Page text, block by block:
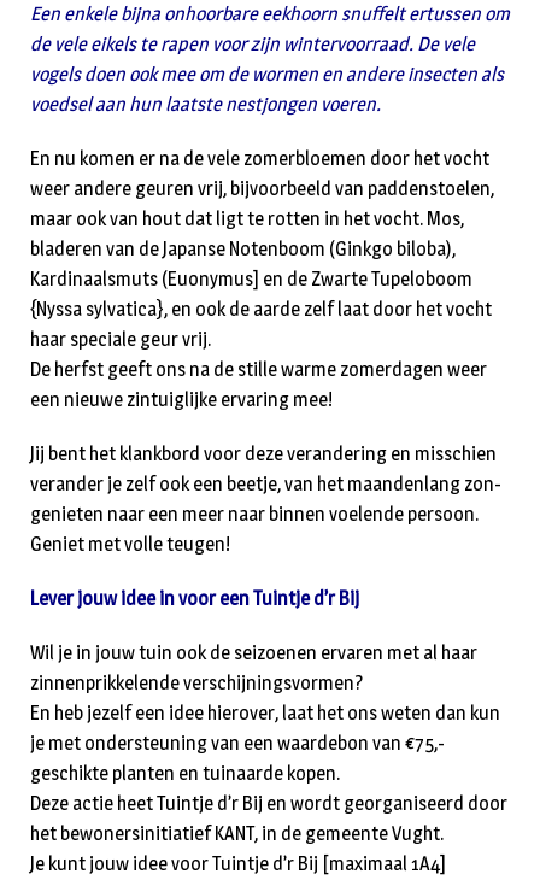
Een enkele bijna onhoorbare eekhoorn snuffelt ertussen om
de vele eikels te rapen voor zijn wintervoorraad. De vele
vogels doen ook mee om de wormen en andere insecten als
voedsel aan hun laatste nestjongen voeren.
En nu komen er na de vele zomerbloemen door het vocht
weer andere geuren vrij, bijvoorbeeld van paddenstoelen,
maar ook van hout dat ligt te rotten in het vocht. Mos,
bladeren van de Japanse Notenboom (Ginkgo biloba),
Kardinaalsmuts (Euonymus] en de Zwarte Tupeloboom
{Nyssa sylvatica}, en ook de aarde zelf laat door het vocht
haar speciale geur vrij.
De herfst geeft ons na de stille warme zomerdagen weer
een nieuwe zintuiglijke ervaring mee!
Jij bent het klankbord voor deze verandering en misschien
verander je zelf ook een beetje, van het maandenlang zon-
genieten naar een meer naar binnen voelende persoon.
Geniet met volle teugen!
Lever jouw idee in voor een Tuintje d’r Bij
Wil je in jouw tuin ook de seizoenen ervaren met al haar
zinnenprikkelende verschijningsvormen?
En heb jezelf een idee hierover, laat het ons weten dan kun
je met ondersteuning van een waardebon van €75,-
geschikte planten en tuinaarde kopen.
Deze actie heet Tuintje d’r Bij en wordt georganiseerd door
het bewonersinitiatief KANT, in de gemeente Vught.
Je kunt jouw idee voor Tuintje d’r Bij [maximaal 1A4]